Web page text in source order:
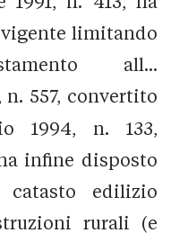
limitando
all...
n. 557, convertito
1994, n. 133,
infine disposto
edilizio
rurali (e